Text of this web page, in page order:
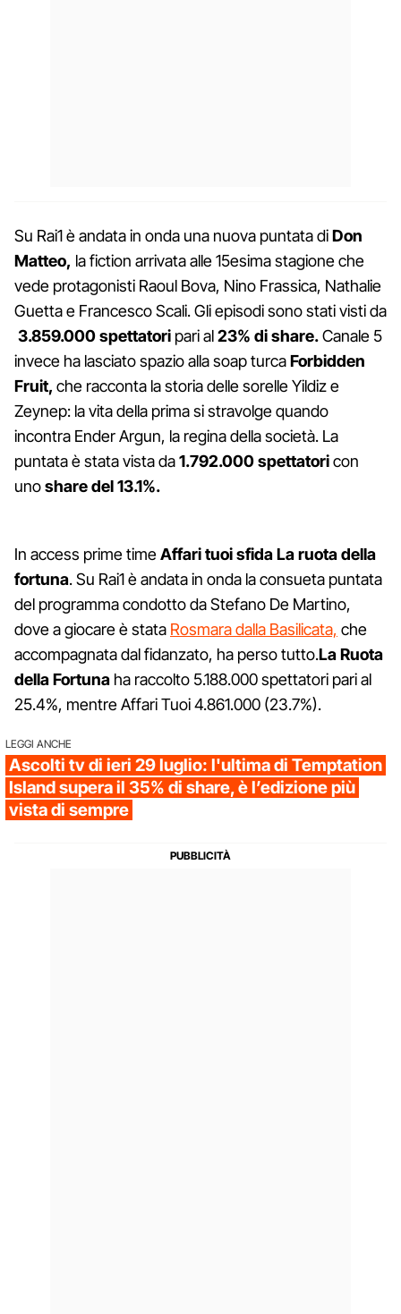
Su Rai1 è andata in onda una nuova puntata diDon
Matteo, la fiction arrivata alle 15esima stagione che
vede protagonisti Raoul Bova, Nino Frassica, Nathalie
Guetta e Francesco Scali. Gli episodi sono stati visti da
3.859.000 spettatori pari al23% di share.Canale 5
invece ha lasciato spazio alla soap turcaForbidden
Fruit, che racconta la storia delle sorelle Yildiz e
Zeynep: la vita della prima si stravolge quando
incontra Ender Argun, la regina della società. La
puntata è stata vista da1.792.000 spettatoricon
unoshare del 13.1%.
In access prime timeAffari tuoi sfida La ruota della
fortuna. Su Rai1 è andata in onda la consueta puntata
del programma condotto da Stefano De Martino,
dove a giocare è stata Rosmara dalla Basilicata, che
accompagnata dal fidanzato, ha perso tutto.La Ruota
della Fortuna ha raccolto 5.188.000 spettatori pari al
25.4%, mentre Affari Tuoi 4.861.000 (23.7%).
LEGGI ANCHE
Ascolti tv di ieri 29 luglio: l'ultima di Temptation
Island supera il 35% di share, è l’edizione più
vista di sempre